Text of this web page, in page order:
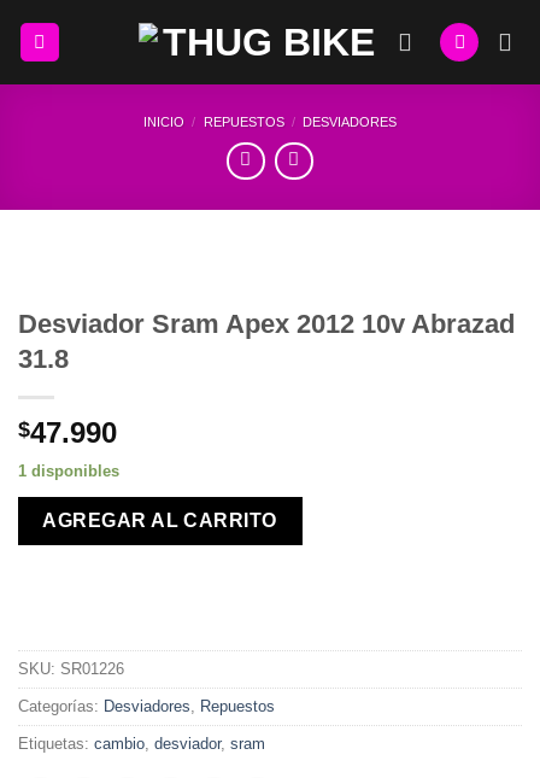
INICIO / REPUESTOS / DESVIADORES
Desviador Sram Apex 2012 10v Abrazad
31.8
$47.990
1 disponibles
AGREGAR AL CARRITO
SKU: SR01226
Categorías: Desviadores, Repuestos
Etiquetas: cambio, desviador, sram